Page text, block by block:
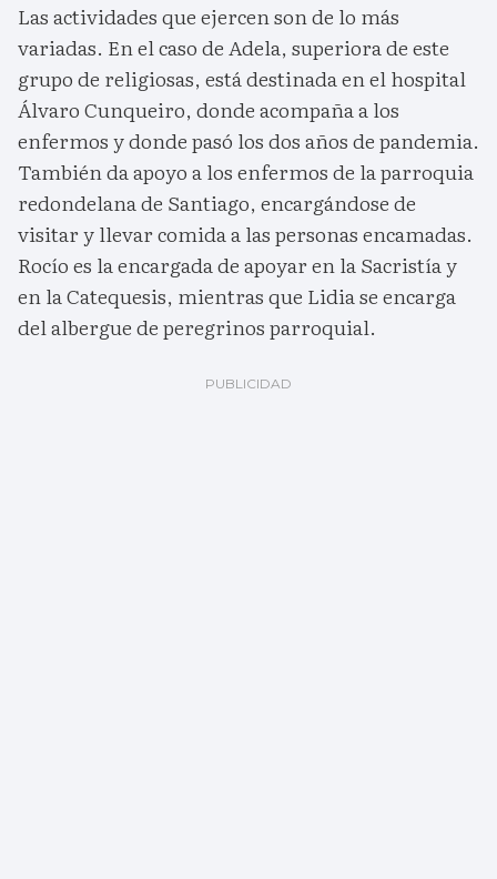
Las actividades que ejercen son de lo más
variadas. En el caso de Adela, superiora de este
grupo de religiosas, está destinada en el hospital
Álvaro Cunqueiro, donde acompaña a los
enfermos y donde pasó los dos años de pandemia.
También da apoyo a los enfermos de la parroquia
redondelana de Santiago, encargándose de
visitar y llevar comida a las personas encamadas.
Rocío es la encargada de apoyar en la Sacristía y
en la Catequesis, mientras que Lidia se encarga
del albergue de peregrinos parroquial.